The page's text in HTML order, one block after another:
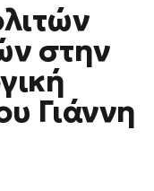
στην
Γιάννη